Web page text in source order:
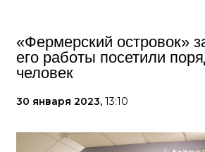
«Фермерский островок»
его работы посетили
человек
30 января 2023, 13:10